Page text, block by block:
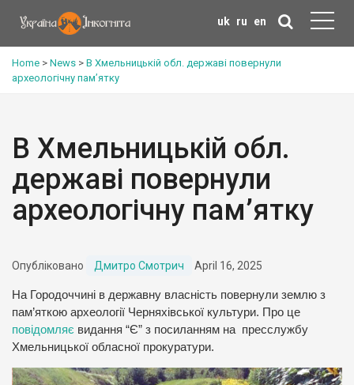
uk ru en
Home > News > В Хмельницькій обл. державі повернули
археологічну пам’ятку
В Хмельницькій обл.
державі повернули
археологічну пам’ятку
Опубліковано Дмитро Смотрич April 16, 2025
На Городоччині в державну власність повернули землю з
пам’яткою археології Черняхівської культури. Про це
повідомляє видання “Є” з посиланням на пресслужбу
Хмельницької обласної прокуратури.